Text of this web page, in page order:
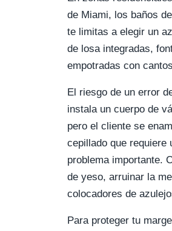
de Miami, los baños
te limitas a elegir un
de losa integradas,
empotradas con
El riesgo de un error
instala un cuerpo de
pero el cliente se
cepillado que requiere
problema importante.
de yeso, arruinar la
colocadores de
Para proteger tu